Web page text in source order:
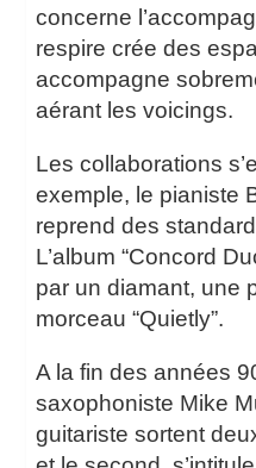
concerne
respire crée des
accompagne
aérant les voicings.
Les collaborations
exemple, le pianiste
reprend des
L’album “Concord
par un diamant, une
morceau “Quietly”.
A la fin des années
saxophoniste Mike
guitariste sortent